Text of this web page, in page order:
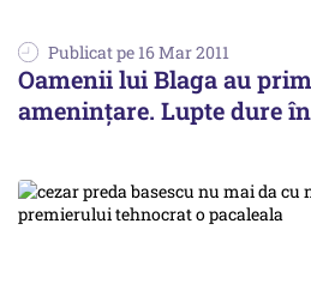
Publicat pe 16 Mar 2011
Oamenii lui Blaga au
ameninţare. Lupte dure